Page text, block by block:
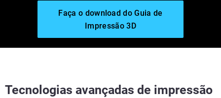
Faça o download do Guia de
Impressão 3D
Tecnologias avançadas de impressão